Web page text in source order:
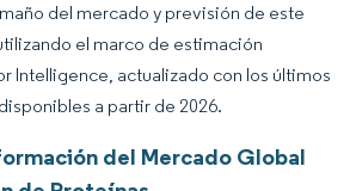
del mercado y previsión de este
el marco de estimación
Intelligence, actualizado con los últimos
a partir de 2026.
del Mercado Global